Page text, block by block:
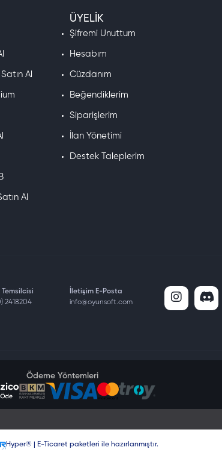
Al
Al
ÜYELIK
Şifremi Unuttum
Hesabım
Cüzdanım
Beğendiklerim
Siparişlerim
İlan Yönetimi
Destek Taleplerim
2418204
İletişim E-Posta
info@oyunsoft.com
Ödeme Yöntemleri
Hyper® | E-Ticaret paketleri ile hazırlanmıştır.